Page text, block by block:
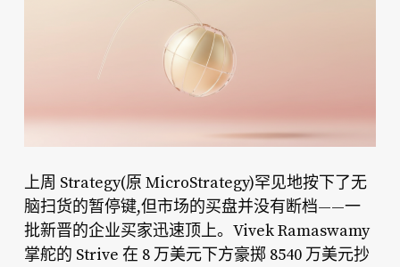
上周 Strategy(原 MicroStrategy)罕见地按下了无
脑扫货的暂停键,但市场的买盘并没有断档——一
批新晋的企业买家迅速顶上。Vivek Ramaswamy
掌舵的 Strive 在 8 万美元下方豪掷 8540 万美元抄